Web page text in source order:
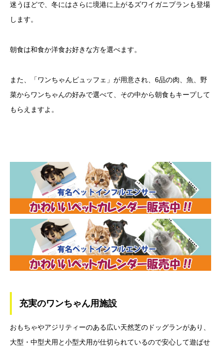
迷うほどで、冬にはさらに境港に上がるズワイガニプランも登場
します。
朝食は和食か洋食お好きな方を選べます。
また、「ワンちゃんビュッフェ」が用意され、6品の肉、魚、野
菜からワンちゃんの好みで選べて、その中から朝食もキープして
もらえますよ。
充実のワンちゃん用施設
おもちゃやアジリティーのある広い天然芝のドッグランがあり、
大型・中型犬用と小型犬用が仕切られているので安心して遊ばせ